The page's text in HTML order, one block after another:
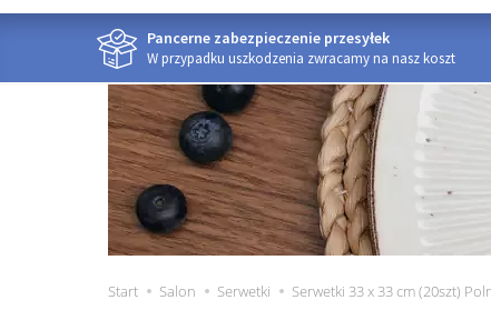
Pancerne zabezpieczenie przesyłek
W przypadku uszkodzenia zwracamy na nasz koszt
Start Salon Serwetki Serwetki 33 x 33 cm (20szt)